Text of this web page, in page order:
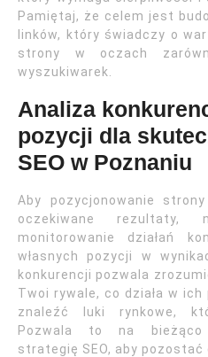
Pamiętaj, że celem jest
linków, który świadczy o
strony w oczach
wyszukiwarek.
Analiza
pozycji dla
SEO w Poznaniu
Aby pozycjonowanie
oczekiwane rezultaty,
monitorowanie działań
własnych pozycji w
konkurencji pozwala
Twoi rywale, co działa w
znaleźć luki rynkowe,
Pozwala to na bieżąco
strategię SEO, aby pozostać